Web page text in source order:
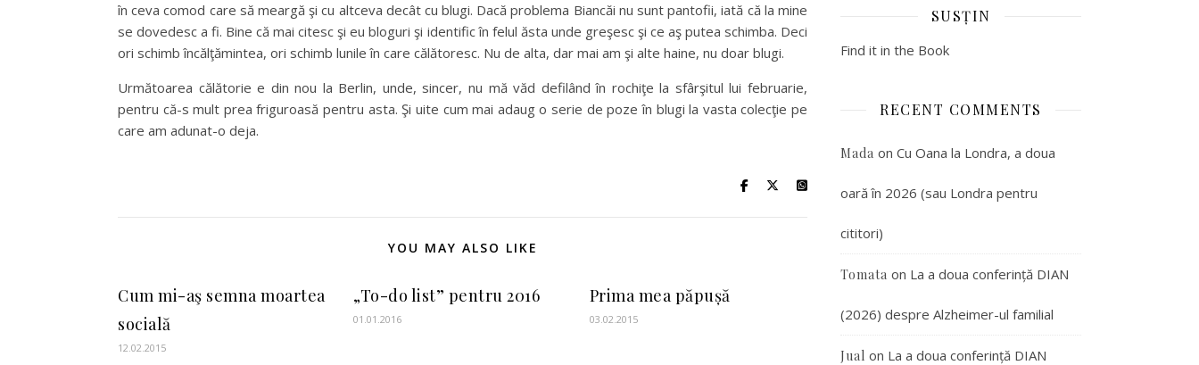
în ceva comod care să meargă şi cu altceva decât cu blugi. Dacă problema Biancăi nu sunt pantofii, iată că la mine
se dovedesc a fi. Bine că mai citesc şi eu bloguri şi identific în felul ăsta unde greşesc şi ce aş putea schimba. Deci
ori schimb încălţămintea, ori schimb lunile în care călătoresc. Nu de alta, dar mai am şi alte haine, nu doar blugi.
Următoarea călătorie e din nou la Berlin, unde, sincer, nu mă văd defilând în rochiţe la sfârşitul lui februarie,
pentru că-s mult prea friguroasă pentru asta. Şi uite cum mai adaug o serie de poze în blugi la vasta colecţie pe
care am adunat-o deja.
YOU MAY ALSO LIKE
Cum mi-aş semna moartea
socială
12.02.2015
„To-do list” pentru 2016
01.01.2016
Prima mea păpușă
03.02.2015
SUSȚIN
Find it in the Book
RECENT COMMENTS
Mada on Cu Oana la Londra, a doua
oară în 2026 (sau Londra pentru
cititori)
Tomata on La a doua conferință DIAN
(2026) despre Alzheimer-ul familial
Jual on La a doua conferință DIAN